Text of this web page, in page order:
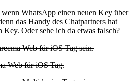
WhatsApp einen neuen Key über
das Handy des Chatpartners hat
Key. Oder sehe ich da etwas falsch?
Web für iOS Tag sein.
Web für iOS Tag.